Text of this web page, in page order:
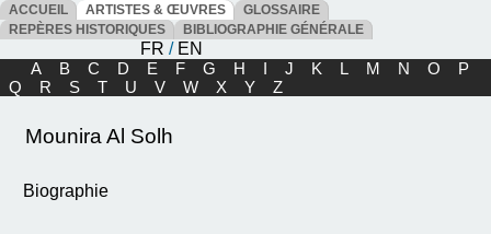
ACCUEIL ARTISTES & ŒUVRES
GLOSSAIRE
REPÈRES HISTORIQUES
BIBLIOGRAPHIE GÉNÉRALE
FR / EN
A
B C D E F G H I J K L M N O
P
Q
R S T U V W X Y Z